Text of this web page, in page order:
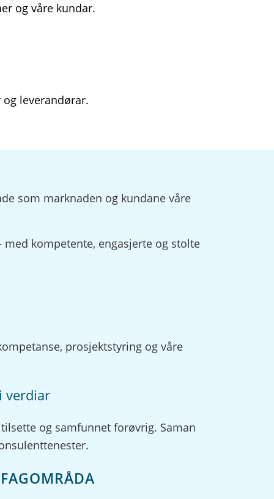
og våre kundar.
leverandørar.
som marknaden og kundane våre
kompetente, engasjerte og stolte
prosjektstyring og våre
verdiar
og samfunnet forøvrig. Saman